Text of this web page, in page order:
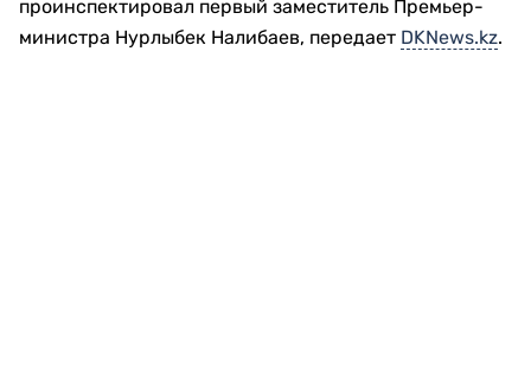
проинспектировал первый заместитель Премьер-
министра Нурлыбек Налибаев, передает DKNews.kz.